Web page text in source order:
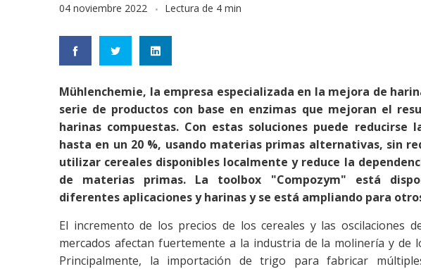
04 noviembre 2022 Lectura de 4 min
Mühlenchemie, la empresa especializada en la mejora de
serie de productos con base en enzimas que mejoran el
harinas compuestas. Con estas soluciones puede
hasta en un 20 %, usando materias primas alternativas, sin
utilizar cereales disponibles localmente y reduce la
de materias primas. La toolbox "Compozym" está
diferentes aplicaciones y harinas y se está ampliando para
El incremento de los precios de los cereales y las oscilaciones
mercados afectan fuertemente a la industria de la molinería y de
Principalmente, la importación de trigo para fabricar